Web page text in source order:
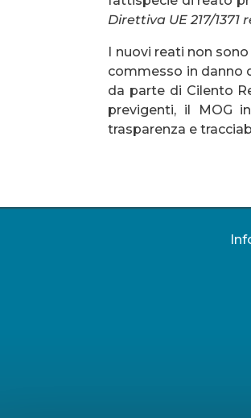
Direttiva UE 217/
I nuovi reati non
commesso in danno
da parte di Cilento
previgenti, il MOG
trasparenza e